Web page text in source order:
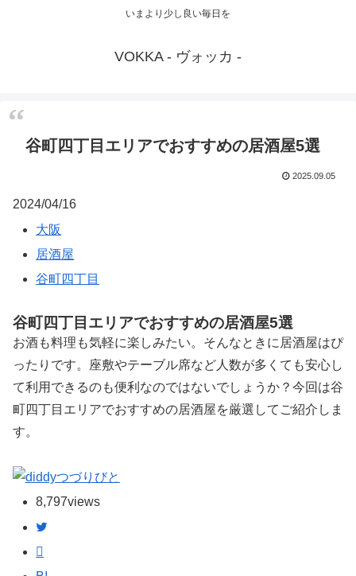
いまより少し良い毎日を
VOKKA - ヴォッカ -
谷町四丁目エリアでおすすめの居酒屋5選
2025.09.05
2024/04/16
大阪
居酒屋
谷町四丁目
谷町四丁目エリアでおすすめの居酒屋5選
お酒も料理も気軽に楽しみたい。そんなときに居酒屋はぴ
ったりです。座敷やテーブル席など人数が多くても安心し
て利用できるのも便利なのではないでしょうか？今回は谷
町四丁目エリアでおすすめの居酒屋を厳選してご紹介しま
す。
つづりびと
8,797views